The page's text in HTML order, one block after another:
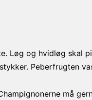
Løg og hvidløg skal
Peberfrugten
må